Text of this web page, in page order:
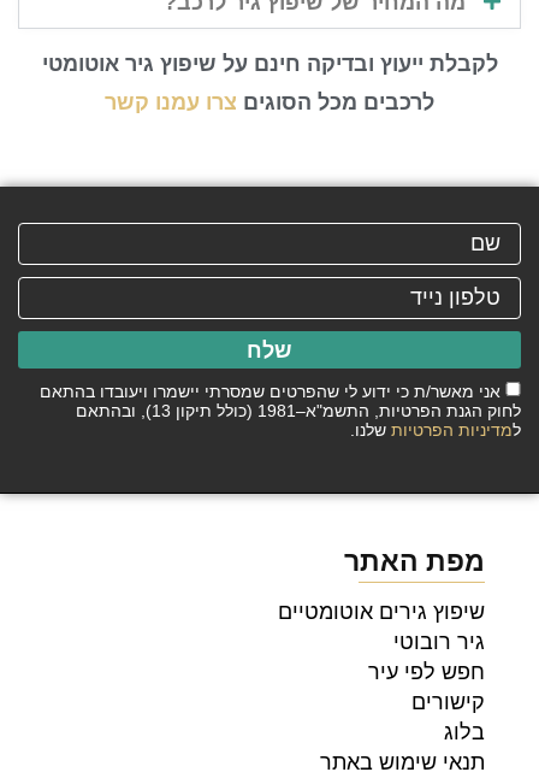
לקבלת ייעוץ ובדיקה חינם על שיפוץ גיר אוטומטי
לרכבים מכל הסוגים צרו עמנו קשר
אני מאשר/ת כי ידוע לי שהפרטים שמסרתי יישמרו ויעובדו בהתאם
לחוק הגנת הפרטיות, התשמ"א–1981 (כולל תיקון 13), ובהתאם
למדיניות הפרטיות שלנו.
שלח
מפת האתר
שיפוץ גירים אוטומטיים
גיר רובוטי
חפש לפי עיר
קישורים
בלוג
תנאי שימוש באתר